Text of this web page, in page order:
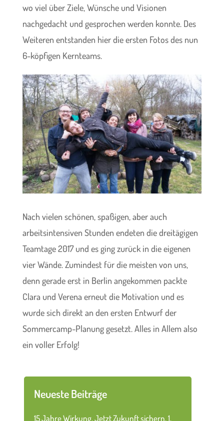
wo viel über Ziele, Wünsche und Visionen
nachgedacht und gesprochen werden konnte. Des
Weiteren entstanden hier die ersten Fotos des nun
6-köpfigen Kernteams.
Nach vielen schönen, spaßigen, aber auch
arbeitsintensiven Stunden endeten die dreitägigen
Teamtage 2017 und es ging zurück in die eigenen
vier Wände. Zumindest für die meisten von uns,
denn gerade erst in Berlin angekommen packte
Clara und Verena erneut die Motivation und es
wurde sich direkt an den ersten Entwurf der
Sommercamp-Planung gesetzt. Alles in Allem also
ein voller Erfolg!
Neueste Beiträge
15 Jahre Wirkung. Jetzt Zukunft sichern.1.